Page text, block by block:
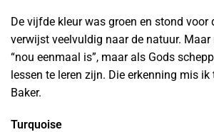
De vijfde kleur was groen en stond voor
verwijst veelvuldig naar de natuur.
“nou eenmaal is”, maar als Gods
lessen te leren zijn. Die erkenning mis ik
Baker.
Turquoise